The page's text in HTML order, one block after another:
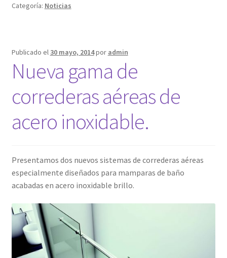
Categoría: Noticias
Publicado el 30 mayo, 2014por admin
Nueva gama de
correderas aéreas de
acero inoxidable.
Presentamos dos nuevos sistemas de correderas aéreas
especialmente diseñados para mamparas de baño
acabadas en acero inoxidable brillo.